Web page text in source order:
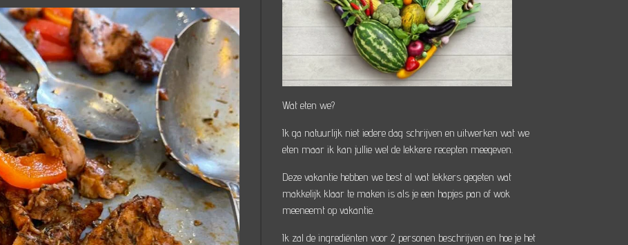
Wat eten we?
Ik ga natuurlijk niet iedere dag schrijven en uitwerken wat we
eten maar ik kan jullie wel de lekkere recepten meegeven.
Deze vakantie hebben we best al wat lekkers gegeten wat
makkelijk klaar te maken is als je een hapjes pan of wok
meeneemt op vakantie.
Ik zal de ingrediënten voor 2 personen beschrijven en hoe je het